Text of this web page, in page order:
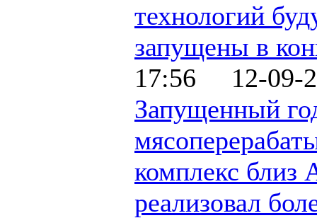
технологий
запущены в
17:56 12-09-
Запущенный
комплекс близ
реализовал